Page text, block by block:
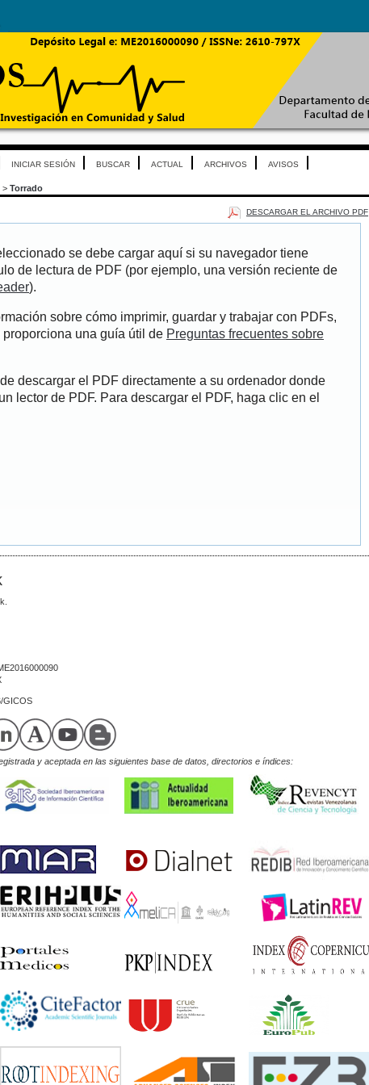
INICIAR SESIÓN BUSCAR ACTUAL ARCHIVOS AVISOS
> Torrado
DESCARGAR EL ARCHIVO PDF
se debe cargar aquí si su navegador tiene
de lectura de PDF (por ejemplo, una versión reciente de
).
sobre cómo imprimir, guardar y trabajar con PDFs,
una guía útil de Preguntas frecuentes sobre
descargar el PDF directamente a su ordenador donde
lector de PDF. Para descargar el PDF, haga clic en el
GICOS
y aceptada en las siguientes base de datos, directorios e índices: